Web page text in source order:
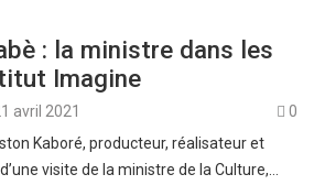
: la ministre dans les
Imagine
avril 2021
0
Kaboré, producteur, réalisateur et
visite de la ministre de la Culture,…